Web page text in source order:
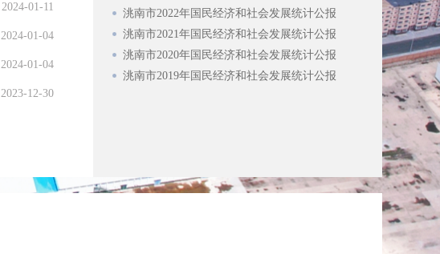
2024-01-11
2024-01-04
2024-01-04
2023-12-30
洮南市2022年国民经济和社会发展统计公报
洮南市2021年国民经济和社会发展统计公报
洮南市2020年国民经济和社会发展统计公报
洮南市2019年国民经济和社会发展统计公报